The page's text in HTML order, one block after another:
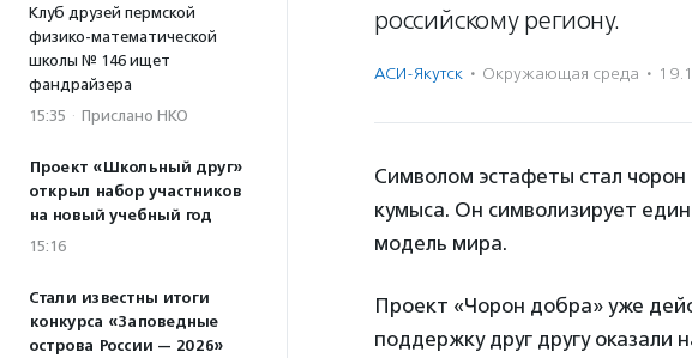
Клуб друзей пермской
физико-математической
школы № 146 ищет
фандрайзера
15:35 · Прислано НКО
Проект «Школьный друг»
открыл набор участников
на новый учебный год
15:16
Стали известны итоги
конкурса «Заповедные
острова России — 2026»
российскому региону.
АСИ-Якутск · Окружающая среда ·
Символом эстафеты стал чорон
кумыса. Он символизирует
модель мира.
Проект «Чорон добра» уже
поддержку друг другу оказали